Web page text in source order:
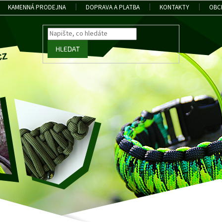
KAMENNÁ PRODEJNA DOPRAVA A PLATBA KONTAKTY
HLEDAT